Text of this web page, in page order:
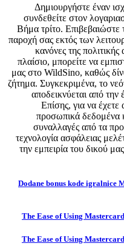
Δημιουργήστε έναν
συνδεθείτε στον
Βήμα τρίτο. Επιβεβαιώστε
παροχή σας εκτός των
κανόνες της
πλαίσιο, μπορείτε να
μας στο WildSino, καθώς
ζήτημα. Συγκεκριμένα, το
αποδεικνύεται από
Επίσης, για να έχετε
προσωπικά δεδομένα
συναλλαγές από τα
τεχνολογία ασφάλειας
την εμπειρία του δικού
Dodane bonus kode igralnice
The Ease of Using
The Ease of Using